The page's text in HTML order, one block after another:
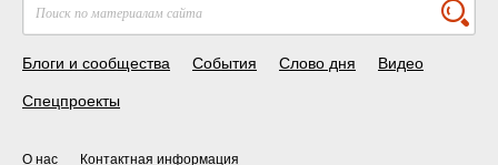
Блоги и сообщества События Слово дня Видео
Спецпроекты
О нас Контактная информация